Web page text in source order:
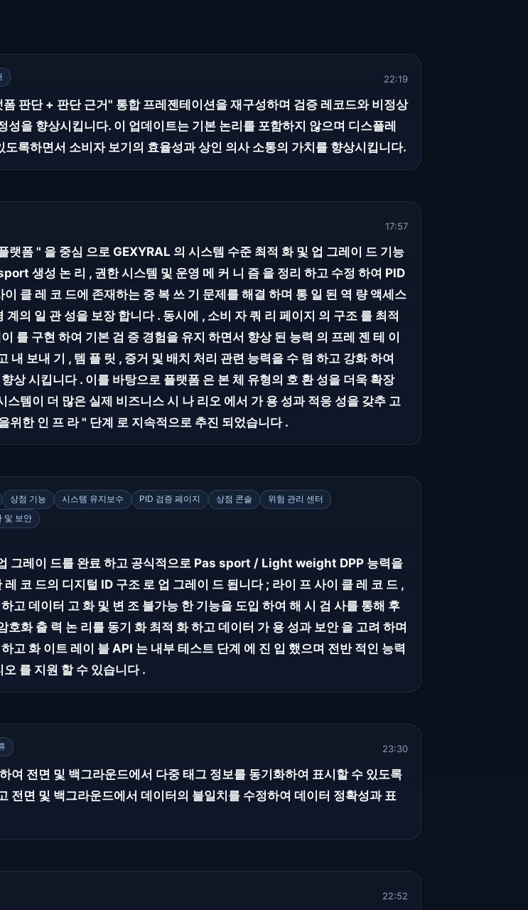
22:19
판단 + 판단 근거" 통합 프레젠테이션을 재구성하며 검증 레코드와 비정상
을 향상시킵니다. 이 업데이트는 기본 논리를 포함하지 않으며 디스플레
록하면서 소비자 보기의 효율성과 상인 의사 소통의 가치를 향상시킵니다.
17:57
랫폼 " 을 중심 으로 GEXYRAL 의 시스템 수준 최적 화 및 업 그레이 드 기능
생성 논 리 , 권한 시스템 및 운영 메 커 니 즘 을 정리 하고 수정 하여 PID
클 레 코 드에 존재하는 중 복 쓰 기 문제를 해결 하며 통 일 된 역 량 액세스
의 일 관 성을 보장 합니다 . 동시에 , 소비 자 쿼 리 페이지 의 구조 를 최적
를 구현 하여 기본 검 증 경험을 유지 하면서 향상 된 능력 의 프레 젠 테 이
내 보내 기 , 템 플 릿 , 증거 및 배치 처리 관련 능력을 수 렴 하고 강화 하여
상 시킵니다 . 이를 바탕으로 플랫폼 은 본 체 유형의 호 환 성을 더욱 확장
템이 더 많은 실제 비즈니스 시 나 리오 에서 가 용 성과 적응 성을 갖추 고
위한 인 프 라 " 단계 로 지속적으로 추진 되었습니다 .
상점 기능 시스템 유지보수 PID 검증 페이지 상점 콘솔
위험 관리 센터
및 보안
그레이 드를 완료 하고 공식적으로 Pas sport / Light weight DPP 능력을
코 드의 디지털 ID 구조 로 업 그레이 드 됩니다 ; 라이 프 사이 클 레 코 드 ,
고 데이터 고 화 및 변 조 불가능 한 기능을 도입 하여 해 시 검 사를 통해 후
화 출 력 논 리를 동기 화 최적 화 하고 데이터 가 용 성과 보안 을 고려 하며
고 화 이트 레이 블 API 는 내부 테스트 단계 에 진 입 했으며 전반 적인 능력
를 지원 할 수 있습니다 .
23:30
여 전면 및 백그라운드에서 다중 태그 정보를 동기화하여 표시할 수 있도록
전면 및 백그라운드에서 데이터의 불일치를 수정하여 데이터 정확성과 표
22:52